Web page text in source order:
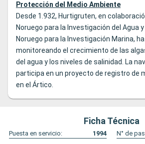
Protección del Medio Ambiente
Desde 1.932, Hurtigruten, en
Noruego para la Investigación del Agua
Noruego para la Investigación Marina,
monitoreando el crecimiento de las
del agua y los niveles de salinidad. La
participa en un proyecto de registro de
en el Ártico.
Ficha Técnica
Puesta en servicio: 1994 N° de